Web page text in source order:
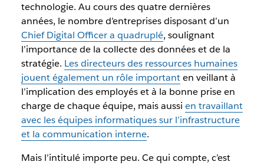
technologie. Au cours des quatre dernières
années, le nombre d’entreprises disposant d’un
Chief Digital Officer a quadruplé, soulignant
l’importance de la collecte des données et de la
stratégie. Les directeurs des ressources humaines
jouent également un rôle importanten veillant à
l’implication des employés et à la bonne prise en
charge de chaque équipe, mais aussi en travaillant
avec les équipes informatiques sur l’infrastructure
et la communication interne.
Mais l’intitulé importe peu. Ce qui compte, c’est